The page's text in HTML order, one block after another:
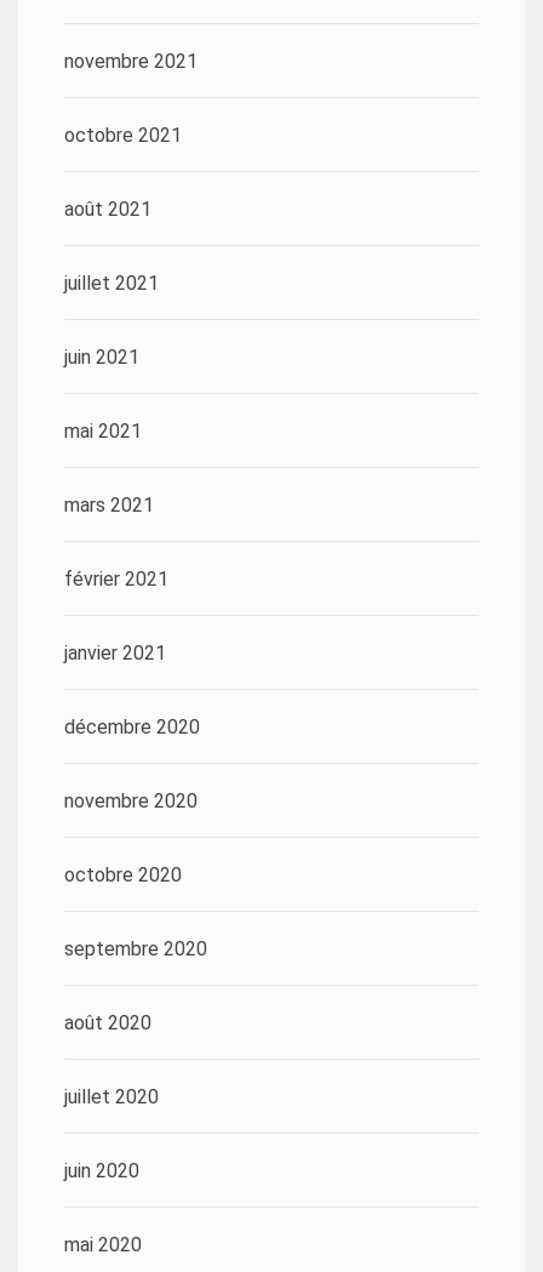
novembre 2021
octobre 2021
août 2021
juillet 2021
juin 2021
mai 2021
mars 2021
février 2021
janvier 2021
décembre 2020
novembre 2020
octobre 2020
septembre 2020
août 2020
juillet 2020
juin 2020
mai 2020